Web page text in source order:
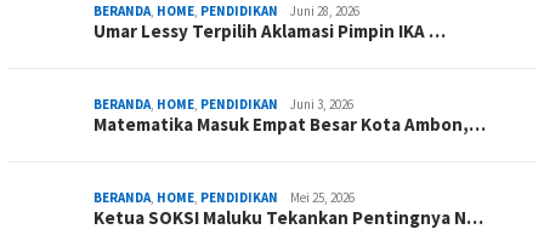
BERANDA, HOME, PENDIDIKAN Juni 28, 2026
Umar Lessy Terpilih Aklamasi Pimpin IKA …
BERANDA, HOME, PENDIDIKAN Juni 3, 2026
Matematika Masuk Empat Besar Kota Ambon,…
BERANDA, HOME, PENDIDIKAN Mei 25, 2026
Ketua SOKSI Maluku Tekankan Pentingnya N…